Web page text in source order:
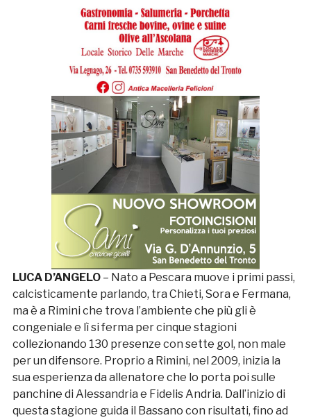
LUCA D’ANGELO– Nato a Pescara muove i primi passi,
calcisticamente parlando, tra Chieti, Sora e Fermana,
ma è a Rimini che trova l’ambiente che più gli è
congeniale e lì si ferma per cinque stagioni
collezionando 130 presenze con sette gol, non male
per un difensore. Proprio a Rimini, nel 2009, inizia la
sua esperienza da allenatore che lo porta poi sulle
panchine di Alessandria e Fidelis Andria. Dall’inizio di
questa stagione guida il Bassano con risultati, fino ad